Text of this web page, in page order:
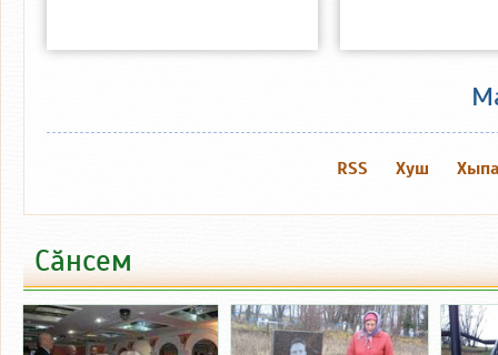
Хуш
RSS
Сӑнсем